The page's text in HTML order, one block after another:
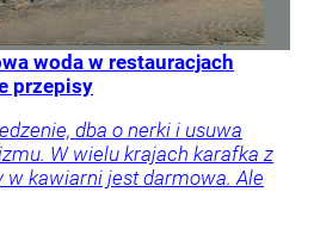
woda w restauracjach
przepisy
dba o nerki i usuwa
W wielu krajach karafka z
kawiarni jest darmowa. Ale